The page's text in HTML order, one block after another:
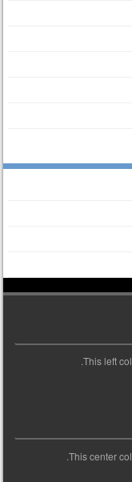
This left
This center